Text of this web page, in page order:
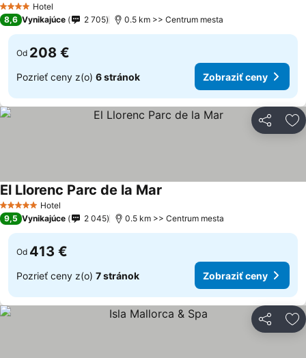
4 Počet hviezdičiek
Hotel
8,6 Vynikajúce 2 705 0.5 km >> Centrum mesta
Od 208 €
Pozrieť ceny z(o) 6 stránok Zobraziť ceny
Zdieľať
5 Počet hviezdičiek
Hotel
El Llorenc Parc de la Mar
9,5 Vynikajúce 2 045 0.5 km >> Centrum mesta
Od 413 €
Pozrieť ceny z(o) 7 stránok Zobraziť ceny
Zdieľať